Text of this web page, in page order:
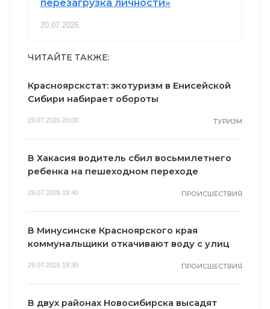
перезагрузка личности»
20.07.2026
ЧИТАЙТЕ ТАКЖЕ:
Красноярскстат: экотуризм в Енисейской
Сибири набирает обороты
29.07.2026 20:00 ТУРИЗМ
В Хакасия водитель сбил восьмилетнего
ребенка на пешеходном переходе
29.07.2026 19:40 ПРОИСШЕСТВИЯ
В Минусинске Красноярского края
коммунальщики откачивают воду с улиц
29.07.2026 19:30 ПРОИСШЕСТВИЯ
В двух районах Новосибирска высадят